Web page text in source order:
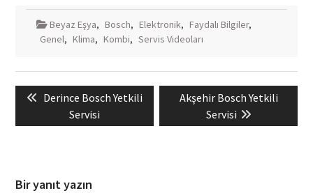
Beyaz Eşya, Bosch, Elektronik, Faydalı Bilgiler,
Genel, Klima, Kombi, Servis Videoları
gezinmesi
Previous
Derince Bosch Yetkili
Servisi
Next
Akşehir Bosch Yetkili
Servisi
Bir yanıt yazın